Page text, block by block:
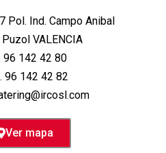
Pol. Ind. Campo Anibal
VALENCIA
96 142 42 80
96 142 42 82
Ver mapa